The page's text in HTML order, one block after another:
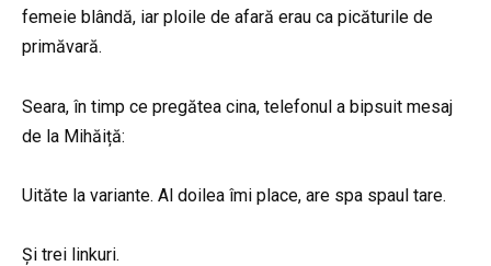
femeie blândă, iar ploile de afară erau ca picăturile de
primăvară.
Seara, în timp ce pregătea cina, telefonul a bipsuit mesaj
de la Mihăiță:
Uităte la variante. Al doilea îmi place, are spa spaul tare.
Și trei linkuri.